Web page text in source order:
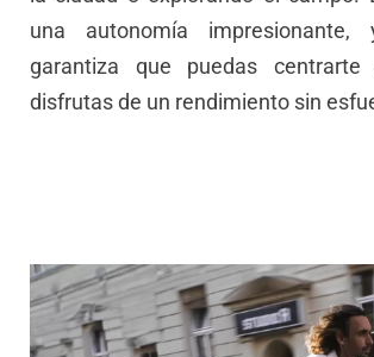
una autonomía
garantiza que puedas
disfrutas de un rendimiento sin